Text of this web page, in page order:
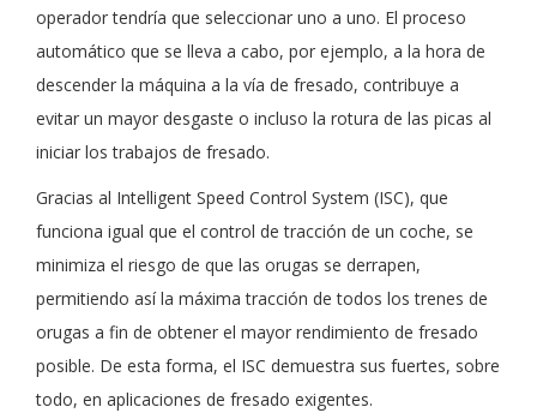
operador tendría que seleccionar uno a uno. El proceso
automático que se lleva a cabo, por ejemplo, a la hora de
descender la máquina a la vía de fresado, contribuye a
evitar un mayor desgaste o incluso la rotura de las picas al
iniciar los trabajos de fresado.
Gracias al Intelligent Speed Control System (ISC), que
funciona igual que el control de tracción de un coche, se
minimiza el riesgo de que las orugas se derrapen,
permitiendo así la máxima tracción de todos los trenes de
orugas a fin de obtener el mayor rendimiento de fresado
posible. De esta forma, el ISC demuestra sus fuertes, sobre
todo, en aplicaciones de fresado exigentes.